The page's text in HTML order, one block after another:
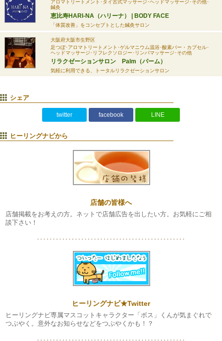
アロマトリートメント･タイ古式マッサージ･ヘッドマッサージ･その他･
鍼灸
恵比寿HARI-NA（ハリーナ） | BODY FACE
「体質改善」をコンセプトとした鍼灸サロン
大阪府大阪市生野区
足つぼ･アロマトリートメント･ゲルマニウム温浴･酸素バー・カプセル･
ヘッドマッサージ･リフレクソロジー･リンパマッサージ･その他
リラクゼーションサロン Palm（パーム）
気軽に利用できる、トータルリラクゼーションサロン
シェア
twitter facebook LINE
ヒーリングナビから
店舗の皆様へ
店舗掲載をお考えの方。ネットで店舗広告を出したい方。お気軽にご相
談下さい！
ヒーリングナビ★Twitter
ヒーリングナビ専属マスコットキャラクター「ボス」くんが気まぐれで
つぶやく。意外なお知らせなどをつぶやくかも！？